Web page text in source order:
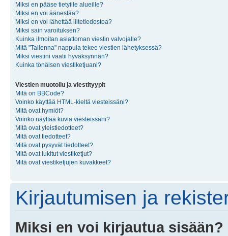
Miksi en pääse tietyille alueille?
Miksi en voi äänestää?
Miksi en voi lähettää liitetiedostoa?
Miksi sain varoituksen?
Kuinka ilmoitan asiattoman viestin valvojalle?
Mitä "Tallenna" nappula tekee viestien lähetyksessä?
Miksi viestini vaatii hyväksynnän?
Kuinka tönäisen viestiketjuani?
Viestien muotoilu ja viestityypit
Mitä on BBCode?
Voinko käyttää HTML-kieltä viesteissäni?
Mitä ovat hymiöt?
Voinko näyttää kuvia viesteissäni?
Mitä ovat yleistiedotteet?
Mitä ovat tiedotteet?
Mitä ovat pysyvät tiedotteet?
Mitä ovat lukitut viestiketjut?
Mitä ovat viestiketjujen kuvakkeet?
Kirjautumisen ja
Miksi en voi kirjautua sisään?